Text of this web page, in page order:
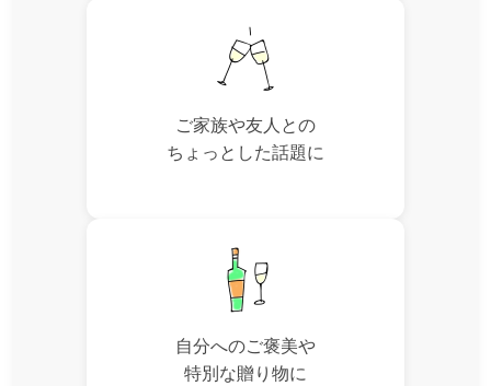
ご家族や友人との
ちょっとした話題に
自分へのご褒美や
特別な贈り物に